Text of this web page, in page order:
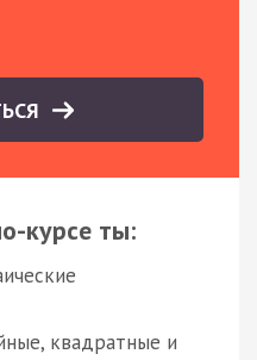
курсе ты:
квадратные и